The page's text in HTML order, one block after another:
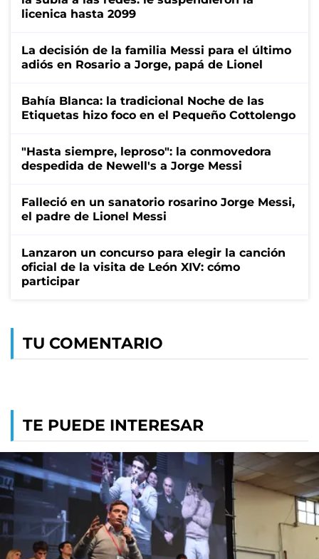
licenica hasta 2099
La decisión de la familia Messi para el último
adiós en Rosario a Jorge, papá de Lionel
Bahía Blanca: la tradicional Noche de las
Etiquetas hizo foco en el Pequeño Cottolengo
"Hasta siempre, leproso": la conmovedora
despedida de Newell's a Jorge Messi
Falleció en un sanatorio rosarino Jorge Messi,
el padre de Lionel Messi
Lanzaron un concurso para elegir la canción
oficial de la visita de León XIV: cómo
participar
TU COMENTARIO
TE PUEDE INTERESAR